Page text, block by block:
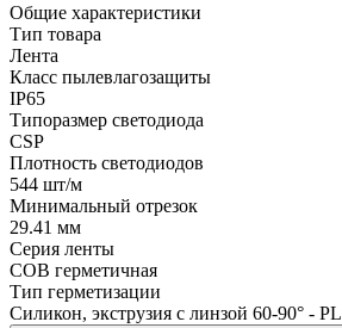
Общие характеристики
Тип товара
Лента
Класс пылевлагозащиты
IP65
Типоразмер светодиода
CSP
Плотность светодиодов
544 шт/м
Минимальный отрезок
29.41 мм
Серия ленты
COB герметичная
Тип герметизации
Силикон, экструзия с линзой 60-90° - PL